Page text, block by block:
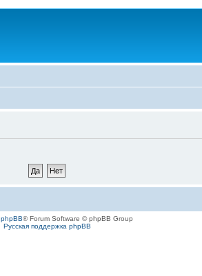
phpBB® Forum Software © phpBB Group
Русская поддержка phpBB